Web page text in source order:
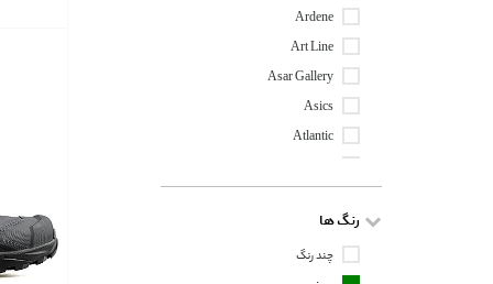
Ardene
Art Line
Asar Gallery
Asics
Atlantic
Bambi
Banino
رنگ ها
چند رنگ